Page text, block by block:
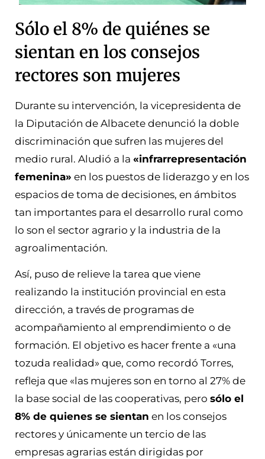
Sólo el 8% de quiénes se
sientan en los consejos
rectores son mujeres
Durante su intervención, la vicepresidenta de
la Diputación de Albacete denunció la doble
discriminación que sufren las mujeres del
medio rural. Aludió a la «infrarrepresentación
femenina» en los puestos de liderazgo y en los
espacios de toma de decisiones, en ámbitos
tan importantes para el desarrollo rural como
lo son el sector agrario y la industria de la
agroalimentación.
Así, puso de relieve la tarea que viene
realizando la institución provincial en esta
dirección, a través de programas de
acompañamiento al emprendimiento o de
formación. El objetivo es hacer frente a «una
tozuda realidad» que, como recordó Torres,
refleja que «las mujeres son en torno al 27% de
la base social de las cooperativas, pero sólo el
8% de quienes se sientan en los consejos
rectores y únicamente un tercio de las
empresas agrarias están dirigidas por